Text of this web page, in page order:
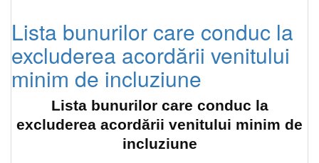
Lista bunurilor care conduc la
excluderea acordării venitului
minim de incluziune
Lista bunurilor care conduc la
excluderea acordării venitului minim de
incluziune